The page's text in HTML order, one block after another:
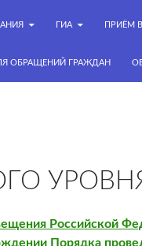
ГИА ПРИЁМ
ОБРАЩЕНИЙ ГРАЖДАН
Российской
Порядка